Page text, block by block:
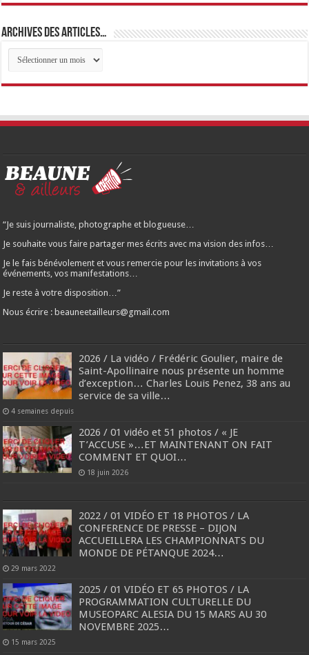
Archives des articles…
Archives
des
articles…
“Je suis journaliste, photographe et blogueuse…
Je souhaite vous faire partager mes écrits avec ma vision des infos…
Je le fais bénévolement et vous remercie pour les invitations à vos
événements, vos manifestations…
Je reste à votre disposition…”
Nous écrire : beauneetailleurs@gmail.com
2026 / La vidéo / Frédéric Goulier, maire de
Saint-Apollinaire nous présente un homme
d’exception… Charles Louis Penez, 38 ans au
service de sa ville…
4 semaines depuis
2026 / 01 vidéo et 51 photos / « JE
T’ACCUSE »…ET MAINTENANT ON FAIT
COMMENT ET QUOI…
18 juin 2026
2022 / 01 VIDÉO ET 18 PHOTOS / LA
CONFERENCE DE PRESSE – DIJON
ACCUEILLERA LES CHAMPIONNATS DU
MONDE DE PÉTANQUE 2024…
29 mars 2022
2025 / 01 VIDÉO ET 65 PHOTOS / LA
PROGRAMMATION CULTURELLE DU
MUSEOPARC ALESIA DU 15 MARS AU 30
NOVEMBRE 2025…
15 mars 2025